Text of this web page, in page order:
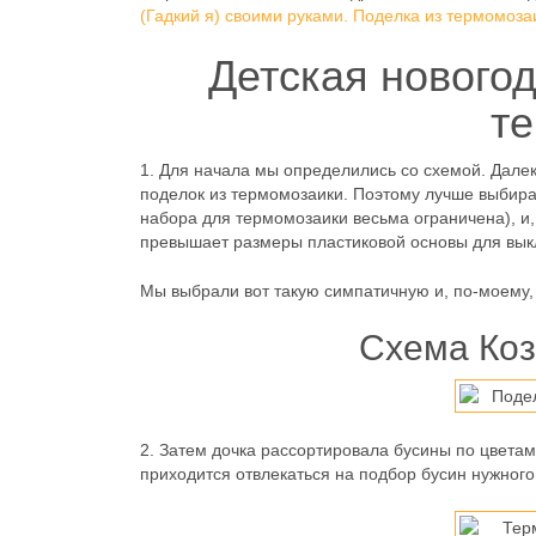
(Гадкий я) своими руками. Поделка из
Детская
1.
Для начала мы определились со схемой.
поделок из термомозаики. Поэтому лучше
набора для термомозаики весьма ограничена),
превышает размеры пластиковой основы для
Мы выбрали вот такую симпатичную и, по-
Схема
2. Затем дочка рассортировала бусины по
приходится отвлекаться на подбор бусин